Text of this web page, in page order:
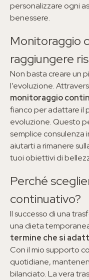
personalizzare ogni
benessere.
Monitoraggio
raggiungere
Non basta creare un
l’evoluzione.
monitoraggio
fianco per adattare il
evoluzione. Questo
semplice consulenza
aiutarti a rimanere
tuoi obiettivi di
Perché
continuativo?
Il successo di una
una dieta
termine che si
Con il mio supporto
quotidiane,
bilanciato. La vera